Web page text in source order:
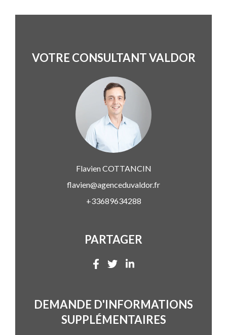
VOTRE CONSULTANT VALDOR
FlavienCOTTANCIN
flavien@agenceduvaldor.fr
+33689634288
PARTAGER
DEMANDE D'INFORMATIONS
SUPPLÉMENTAIRES